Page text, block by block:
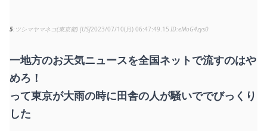
5 ツシマヤマネコ(東京都) [US]2023/07/10(月) 06:47:49.15 eMoG4zys0
一地方のお天気ニュースを全国ネットで流すのはや
めろ！
って東京が大雨の時に田舎の人が騒いででびっくり
した